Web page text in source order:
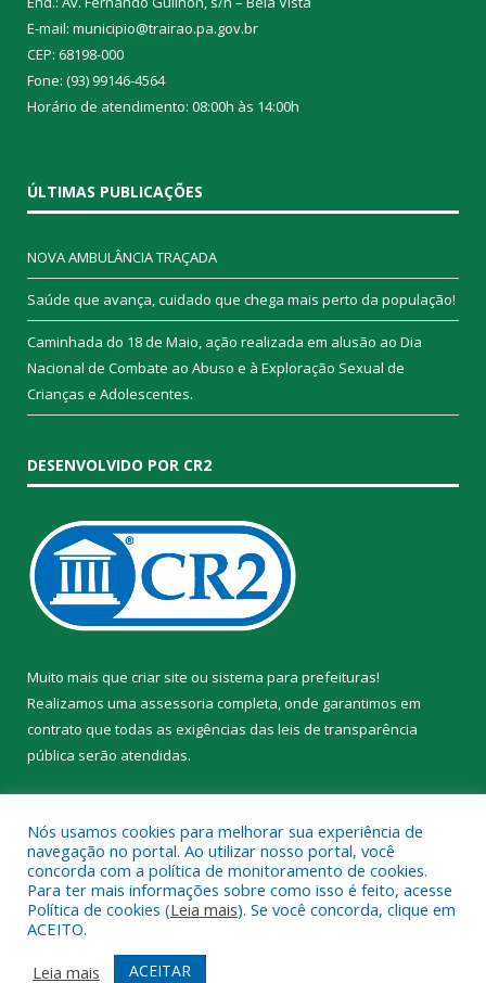
E-mail: municipio@trairao.pa.gov.br
CEP: 68198-000
Fone: (93) 99146-4564
Horário de atendimento: 08:00h às 14:00h
ÚLTIMAS PUBLICAÇÕES
NOVA AMBULÂNCIA TRAÇADA
Saúde que avança, cuidado que chega mais perto da população!
Caminhada do 18 de Maio, ação realizada em alusão ao Dia
Nacional de Combate ao Abuso e à Exploração Sexual de
Crianças e Adolescentes.
DESENVOLVIDO POR CR2
Muito mais que criar site ou sistema para prefeituras!
Realizamos uma assessoria completa, onde garantimos em
contrato que todas as exigências das leis de transparência
pública serão atendidas.
Todos os direitos reservados a Prefeitura Municipal de Trairão.
Mapa do Site
Acessar Área Administrativa
Nós usamos cookies para melhorar sua experiência de
navegação no portal. Ao utilizar nosso portal, você
concorda com a política de monitoramento de cookies.
Para ter mais informações sobre como isso é feito, acesse
Política de cookies (Leia mais). Se você concorda, clique em
ACEITO.
Leia mais
ACEITAR